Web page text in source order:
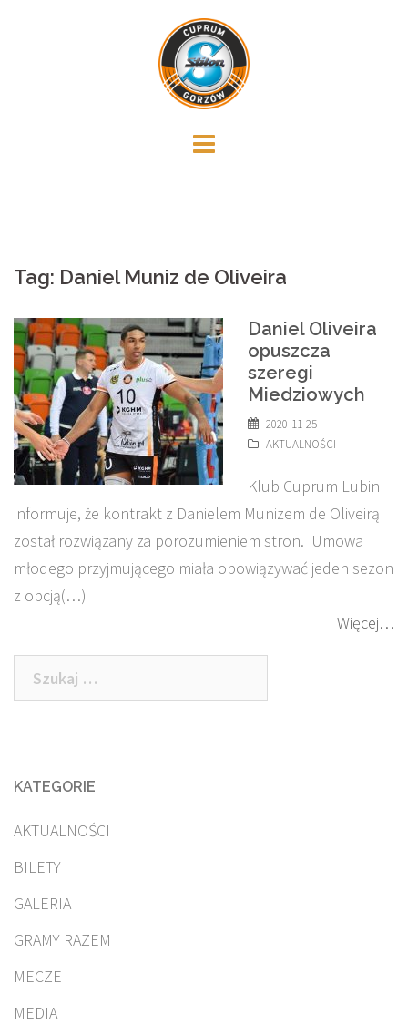
Tag: Daniel Muniz de Oliveira
Daniel Oliveira
opuszcza
szeregi
Miedziowych
2020-11-25
AKTUALNOŚCI
Klub Cuprum Lubin
informuje, że kontrakt z Danielem Munizem de Oliveirą
został rozwiązany za porozumieniem stron. Umowa
młodego przyjmującego miała obowiązywać jeden sezon
z opcją(…)
Więcej…
Szukaj:
KATEGORIE
AKTUALNOŚCI
BILETY
GALERIA
GRAMY RAZEM
MECZE
MEDIA